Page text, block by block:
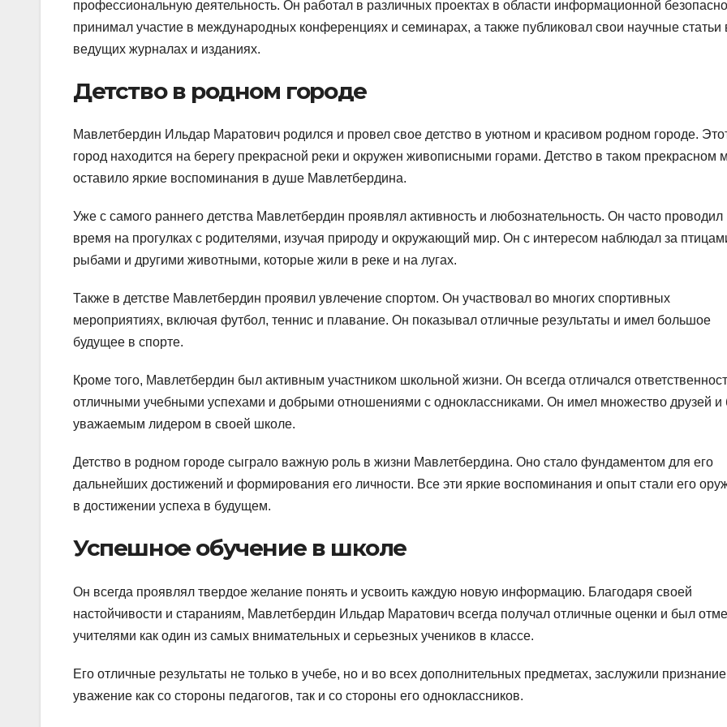
профессиональную деятельность. Он работал в различных проектах в области информационной
принимал участие в международных конференциях и семинарах, а также публиковал свои научные статьи
ведущих журналах и изданиях.
Детство в родном городе
Мавлетбердин Ильдар Маратович родился и провел свое детство в уютном и красивом родном городе.
город находится на берегу прекрасной реки и окружен живописными горами. Детство в таком прекрасном
оставило яркие воспоминания в душе Мавлетбердина.
Уже с самого раннего детства Мавлетбердин проявлял активность и любознательность. Он часто проводил
время на прогулках с родителями, изучая природу и окружающий мир. Он с интересом наблюдал за
рыбами и другими животными, которые жили в реке и на лугах.
Также в детстве Мавлетбердин проявил увлечение спортом. Он участвовал во многих спортивных
мероприятиях, включая футбол, теннис и плавание. Он показывал отличные результаты и имел большое
будущее в спорте.
Кроме того, Мавлетбердин был активным участником школьной жизни. Он всегда отличался
отличными учебными успехами и добрыми отношениями с одноклассниками. Он имел множество друзей и
уважаемым лидером в своей школе.
Детство в родном городе сыграло важную роль в жизни Мавлетбердина. Оно стало фундаментом для его
дальнейших достижений и формирования его личности. Все эти яркие воспоминания и опыт стали его
в достижении успеха в будущем.
Успешное обучение в школе
Он всегда проявлял твердое желание понять и усвоить каждую новую информацию. Благодаря своей
настойчивости и стараниям, Мавлетбердин Ильдар Маратович всегда получал отличные оценки и был
учителями как один из самых внимательных и серьезных учеников в классе.
Его отличные результаты не только в учебе, но и во всех дополнительных предметах, заслужили
уважение как со стороны педагогов, так и со стороны его одноклассников.